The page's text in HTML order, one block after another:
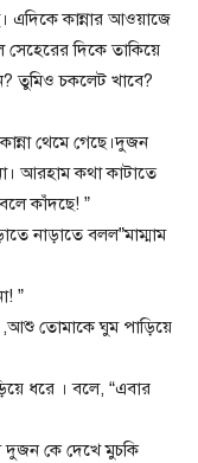
এদিকে কান্নার আওয়াজে
দিকে তাকিয়ে
তুমিও চকলেট খাবে?
থেমে গেছে।দুজন
আরহাম কথা কাটাতে
কাঁদছে! ”
নাড়াতে বলল”মাম্মাম
”
তোমাকে ঘুম পাড়িয়ে
ধরে । বলে, “এবার
কে দেখে মুচকি